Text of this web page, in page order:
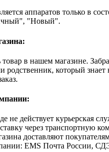
аппаратов только в
"Новый".
в нашем магазине.
родственник, который знает
не действует курьерская
через транспортную
доставляют
EMS Почта России,